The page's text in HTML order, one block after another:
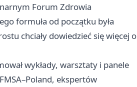
Forum Zdrowia
formuła od początku była
chciały dowiedzieć się więcej o
wykłady, warsztaty i panele
ekspertów